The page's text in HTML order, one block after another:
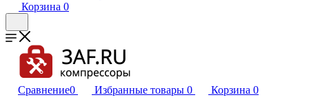
Корзина 0
Сравнение0 Избранные товары 0 Корзина 0